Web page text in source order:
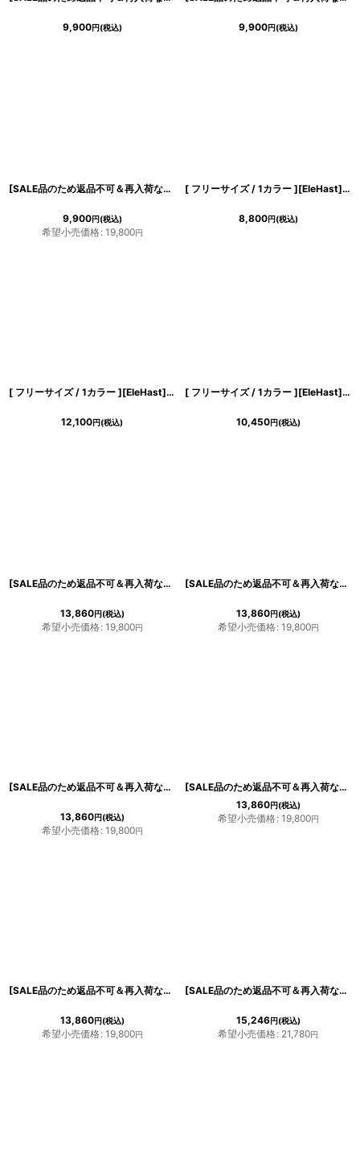
9,900円(税込) 9,900円(税込)
[SALE品のため返品不可＆再入荷なしの現品限り][ XS-Lサイズ / 2カラー ][ERUKEI/GINZA COUTURE]グリーン・ブルー・花柄・半袖・チュール・レース・Aライン・ミディアムドレス・ワンピース[送料無料]
9,900円(税込)
希望小売価格: 19,800円
[ フリーサイズ / 1カラー ][EleHast]ブラック・3段ボリュームフリルスリーブ・バンドカラーブラウス・スタンドカラーシャツ[薗田杏奈着用][送料無料]
8,800円(税込)
[ フリーサイズ / 1カラー ][EleHast]ブラック・ノースリーブ・パールビジューポケット・ロングジレ・ジャケット・ベスト[薗田杏奈着用][送料無料]
12,100円(税込)
[ フリーサイズ / 1カラー ][EleHast]シャーリング・トップス・カットソー・ネイビー・サイドドローストリング・ショート丈[薗田杏奈着用][送料無料]
10,450円(税込)
[SALE品のため返品不可＆再入荷なしの現品限り][ XS-Lサイズ / 2カラー ][ERUKEI/GINZA COUTURE]ピンク・ブルー・Vネック・5分袖・Aライン・チェック・プリント・レース・ミディアムドレス・ワンピース
13,860円(税込)
希望小売価格: 19,800円
[SALE品のため返品不可＆再入荷なしの現品限り][ERUKEI]ピンクベージュ・レースケープ・ボレロ・2WAY・ 膝丈・ノースリーブ・タイト・ミニドレス・ワンピース[山崎みどり着用]
13,860円(税込)
希望小売価格: 19,800円
[SALE品のため返品不可＆再入荷なしの現品限り][ERUKEI/GINZA COUTURE]ネイビー・蔦柄・半袖・レース・チュール・Aライン・ミディアムドレス・ワンピース
13,860円(税込)
希望小売価格: 19,800円
[SALE品のため返品不可＆再入荷なしの現品限り][ERUKEI]小花柄・ブラックレース・ハイウエスト・リボン・五分袖・Aライン・フレア・ミディアムドレス・ワンピース[宮内理沙・山崎みどり着用]《送料＆代引き手数料無料》myyl
13,860円(税込)
希望小売価格: 19,800円
[SALE品のため返品不可＆再入荷なしの現品限り][ERUKEI]イエロー・タイト・スカーフ付き・ベルト付き・フレンチスリーブ・ミディアムドレス・ワンピース[送料無料]
13,860円(税込)
希望小売価格: 19,800円
[SALE品のため返品不可＆再入荷なしの現品限り][ERUKEI]イエロー・レッド・花柄・プリント・サテン・フリルスリーブ・Aライン・リボンベルト・ミニドレス・ワンピース[送料無料]
15,246円(税込)
希望小売価格: 21,780円